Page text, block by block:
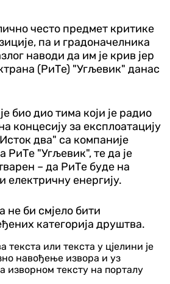
често предмет критике
па и градоначелника
наводи да им је крив јер
(РиТе) "Угљевик" данас
био дио тима који је радио
концесију за експлоатацију
два" са компаније
РиТе "Угљевик", те да је
– да РиТе буде на
енергију.
не би смјело бити
категорија друштва.
текста или текста у цјелини је
навођење извора и уз
изворном тексту на порталу